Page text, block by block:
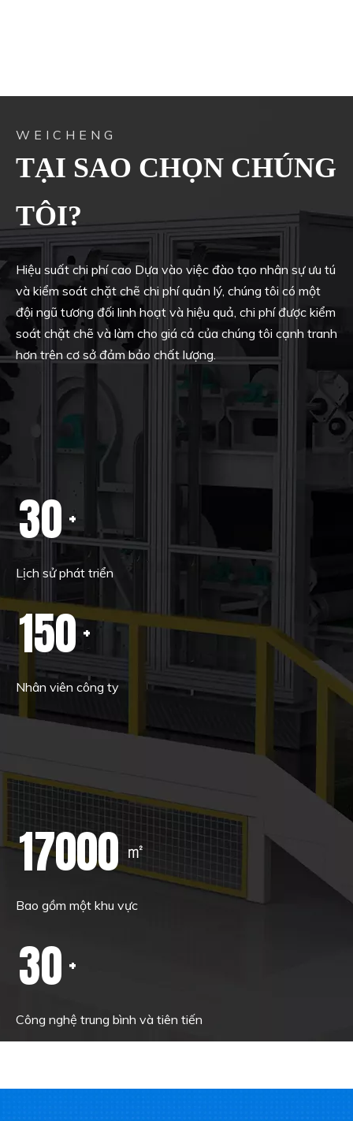
WEICHENG
TẠI SAO CHỌN CHÚNG
TÔI?
Hiệu suất chi phí cao Dựa vào việc đào tạo nhân sự ưu tú
và kiểm soát chặt chẽ chi phí quản lý, chúng tôi có một
đội ngũ tương đối linh hoạt và hiệu quả, chi phí được kiểm
soát chặt chẽ và làm cho giá cả của chúng tôi cạnh tranh
hơn trên cơ sở đảm bảo chất lượng.
30 +
Lịch sử phát triển
150 +
Nhân viên công ty
17000 ㎡
Bao gồm một khu vực
30 +
Công nghệ trung bình và tiên tiến